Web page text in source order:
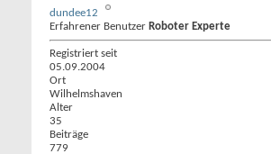
dundee12
Erfahrener Benutzer Roboter Experte
Registriert seit
05.09.2004
Ort
Wilhelmshaven
Alter
35
Beiträge
779